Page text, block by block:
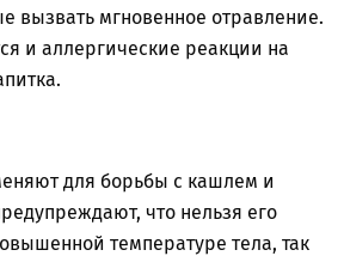
вызвать мгновенное отравление.
и аллергические реакции на
для борьбы с кашлем и
что нельзя его
температуре тела, так